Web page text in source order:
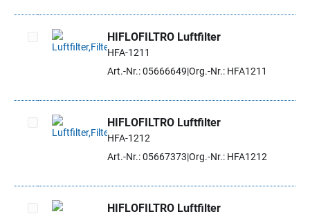
Artikel auswählen
HIFLOFILTRO Luftfilter
HFA-1211
Art.-Nr.: 05666649 Org.-Nr.: HFA1211
Artikel auswählen
HIFLOFILTRO Luftfilter
HFA-1212
Art.-Nr.: 05667373 Org.-Nr.: HFA1212
HIFLOFILTRO Luftfilter